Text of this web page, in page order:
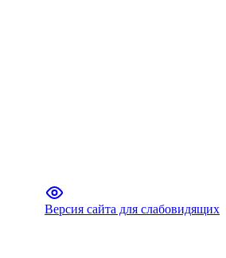
Версия сайта для слабовидящих